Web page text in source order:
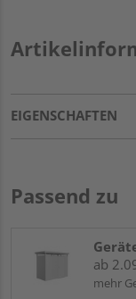
EIGENSCHAFTEN
Passend zu
ab
mehr